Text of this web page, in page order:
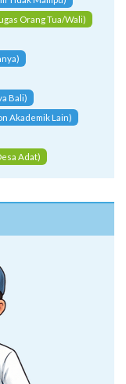
Tidak Mampu)
Orang Tua/Wali)
Bali)
Akademik Lain)
Adat)